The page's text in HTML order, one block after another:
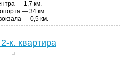
— 1,7 км.
— 34 км.
— 0,5 км.
к. квартира